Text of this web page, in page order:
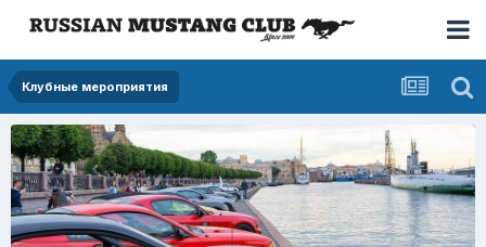
Клубные мероприятия